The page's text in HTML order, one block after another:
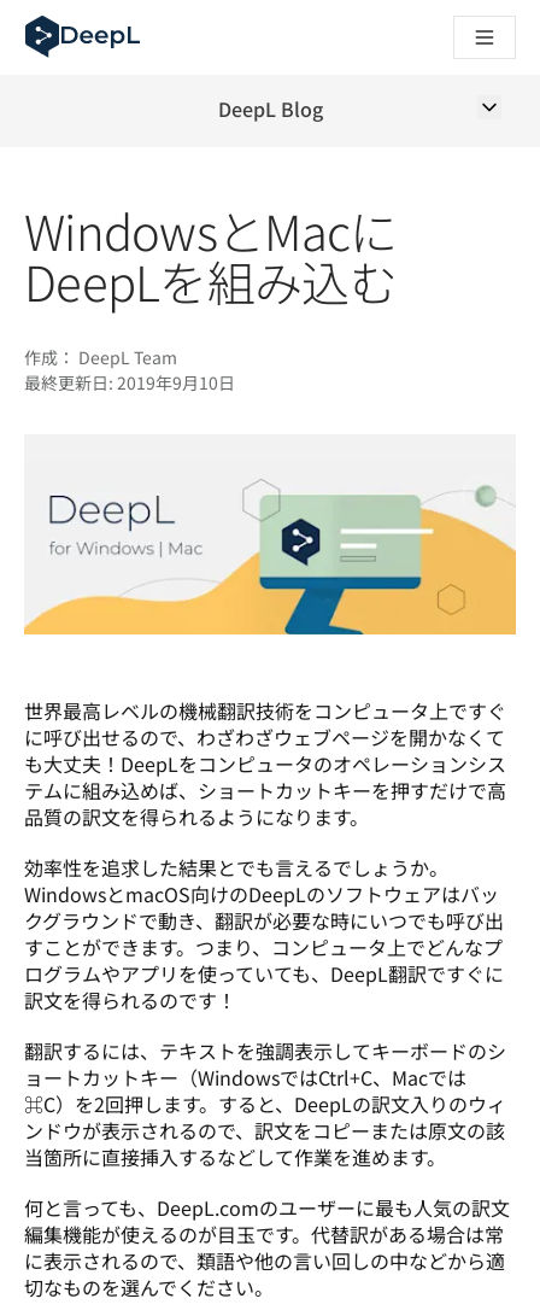
AIエージェント向けDeepL
DeepL Translation Flow：主要なユースケースや連携機能
How we brought Swiss German to DeepL
Translation Flowのご紹介：あらゆるチームの翻訳ワー
高品質なテキスト翻訳からリアルタイム音声翻訳までを支
Building an instantly accessible voice demo with DeepL
DeepL Blog
WindowsとMacに
DeepLを組み込む
作成： DeepL Team
最終更新日: 2019年9月10日
世界最高レベルの機械翻訳技術をコンピュータ上ですぐ
に呼び出せるので、わざわざウェブページを開かなくて
も大丈夫！DeepLをコンピュータのオペレーションシス
テムに組み込めば、ショートカットキーを押すだけで高
品質の訳文を得られるようになります。
効率性を追求した結果とでも言えるでしょうか。
WindowsとmacOS向けのDeepLのソフトウェアはバッ
クグラウンドで動き、翻訳が必要な時にいつでも呼び出
すことができます。つまり、コンピュータ上でどんなプ
ログラムやアプリを使っていても、DeepL翻訳ですぐに
訳文を得られるのです！
翻訳するには、テキストを強調表示してキーボードのシ
ョートカットキー（WindowsではCtrl+C、Macでは
⌘C）を2回押します。すると、DeepLの訳文入りのウィ
ンドウが表示されるので、訳文をコピーまたは原文の該
当箇所に直接挿入するなどして作業を進めます。
何と言っても、DeepL.comのユーザーに最も人気の訳文
編集機能が使えるのが目玉です。代替訳がある場合は常
に表示されるので、類語や他の言い回しの中などから適
切なものを選んでください。